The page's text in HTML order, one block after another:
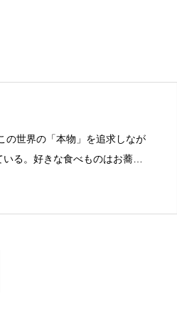
の世界の「本物」を追求しなが
る。好きな食べものはお蕎麦